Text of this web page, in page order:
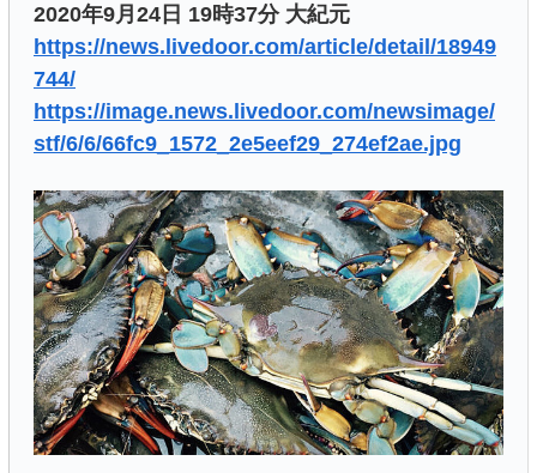
2020年9月24日 19時37分 大紀元
https://news.livedoor.com/article/detail/18949
744/
https://image.news.livedoor.com/newsimage/
stf/6/6/66fc9_1572_2e5eef29_274ef2ae.jpg